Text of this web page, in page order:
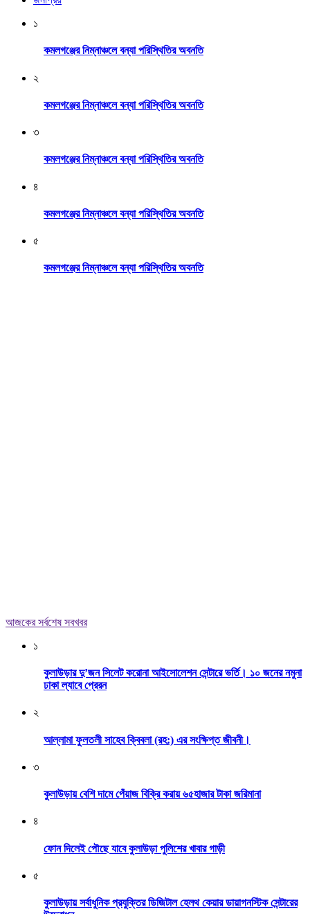
১
কমলগঞ্জের নিম্নাঞ্চলে বন্যা পরিস্থিতির অবনতি
২
কমলগঞ্জের নিম্নাঞ্চলে বন্যা পরিস্থিতির অবনতি
৩
কমলগঞ্জের নিম্নাঞ্চলে বন্যা পরিস্থিতির অবনতি
৪
কমলগঞ্জের নিম্নাঞ্চলে বন্যা পরিস্থিতির অবনতি
৫
কমলগঞ্জের নিম্নাঞ্চলে বন্যা পরিস্থিতির অবনতি
আজকের সর্বশেষ সবখবর
১
কুলাউড়ার দু’জন সিলেট করোনা আইসোলেশন সেন্টারে ভর্তি। ১০ জনের নমুনা
ঢাকা ল্যাবে প্রেরন
২
আল্লামা ফুলতলী সাহেব ক্বিবলা (রহ:) এর সংক্ষিপ্ত জীবনী।
৩
কুলাউড়ায় বেশি দামে পেঁয়াজ বিক্রি করায় ৬৫হাজার টাকা জরিমানা
৪
ফোন দিলেই পৌছে যাবে কুলাউড়া পুলিশের খাবার গাড়ী
৫
কুলাউড়ায় সর্বাধুনিক প্রযুক্তির ডিজিটাল হেলথ কেয়ার ডায়াগনস্টিক সেন্টারের